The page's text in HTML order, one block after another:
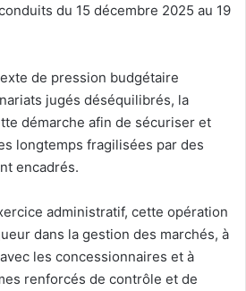
du 15 décembre 2025 au 19
de pression budgétaire
jugés déséquilibrés, la
démarche afin de sécuriser et
longtemps fragilisées par des
encadrés.
administratif, cette opération
dans la gestion des marchés, à
les concessionnaires et à
renforcés de contrôle et de